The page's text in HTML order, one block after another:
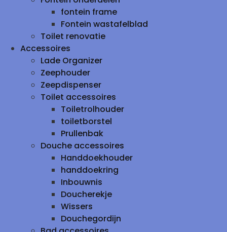
fontein frame
Fontein wastafelblad
Toilet renovatie
Accessoires
Lade Organizer
Zeephouder
Zeepdispenser
Toilet accessoires
Toiletrolhouder
toiletborstel
Prullenbak
Douche accessoires
Handdoekhouder
handdoekring
Inbouwnis
Doucherekje
Wissers
Douchegordijn